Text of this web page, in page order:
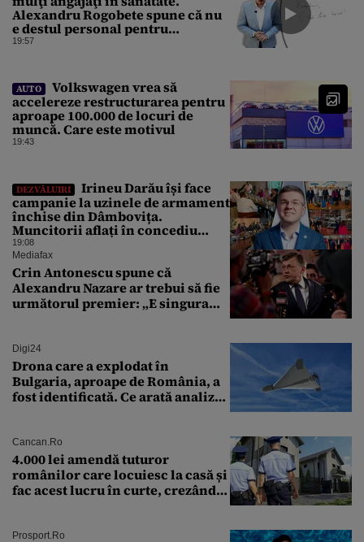
Alexandru Rogobete spune că nu
e destul personal pentru
combaterea infecţiilor
19:57
AUTO
Volkswagen vrea să
accelereze restructurarea pentru
aproape 100.000 de locuri de
muncă. Care este motivul
19:43
DEZVĂLUIRI
Irineu Darău își face
campanie la uzinele de armament
închise din Dâmbovița.
Muncitorii aflați în concediu
forțat din cauza lipsei comenzilor
au fost chemați de acasă pentru a
da mâna cu Ministrul Economiei
19:08
Mediafax
Crin Antonescu spune că
Alexandru Nazare ar trebui să fie
următorul premier: „E singura
Digi24
Drona care a explodat în
Bulgaria, aproape de România, a
fost identificată. Ce arată analiza
Cancan.ro
4.000 lei amendă tuturor
românilor care locuiesc la casă și
fac acest lucru în curte, crezând
Prosport.ro